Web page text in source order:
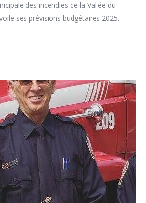
des incendies de la Vallée du
ses prévisions budgétaires 2025.